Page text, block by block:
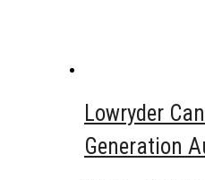
Lowryder
Generation